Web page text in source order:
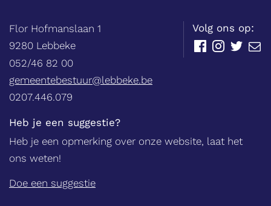
Balie
Adres
Flor Hofmanslaan 1
,9280 Lebbeke
052/46 82 00
E-
mail
gemeentebestuur@lebbeke.be
Ondernemingsnummer
0207.446.079
Heb je een suggestie?
Heb je een opmerking over onze website, laat het
ons weten!
Doe een suggestie
Volg ons op:
FacebookInstagram
Twitter
E-